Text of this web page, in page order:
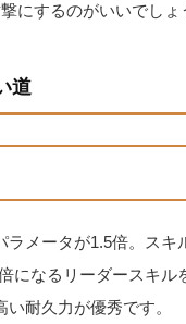
にするのがいいでしょ
道
ラメータが1.5倍。ス
になるリーダースキル
耐久力が優秀です。